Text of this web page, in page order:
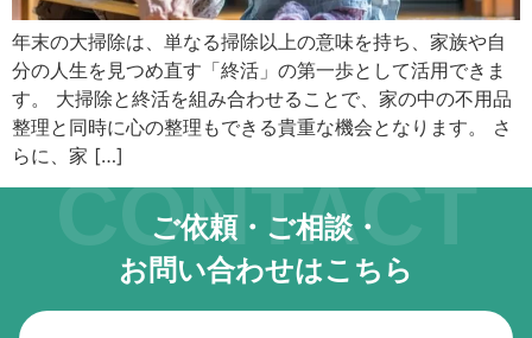
年末の大掃除は、単なる掃除以上の意味を持ち、家族や自
分の人生を見つめ直す「終活」の第一歩として活用できま
す。 大掃除と終活を組み合わせることで、家の中の不用品
整理と同時に心の整理もできる貴重な機会となります。 さ
らに、家 […]
CONTACT
ご依頼・ご相談・
お問い合わせはこちら
音声でサイトを操作（Google Chrome推奨）
色の彩度
低彩度・高彩度・白黒
リンク下線
リンクに下線を付与
リンクハイライト